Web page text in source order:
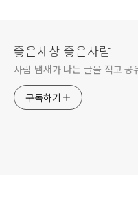
좋은세상 좋은사람
사람 냄새가 나는 글을 적고 공
구독하기